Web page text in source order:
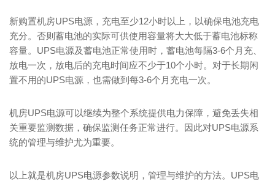
新购置机房UPS电源，充电至少12小时以上，以确保电池充电
充分。否则蓄电池的实际可供使用容量将大大低于蓄电池标称
容量。UPS电源及蓄电池正常使用时，蓄电池每隔3-6个月充、
放电一次，放电后的充电时间应不少于10个小时。对于长期闲
置不用的UPS电源，也需做到每3-6个月充电一次。
机房UPS电源可以继续为整个系统提供电力保障，避免丢失相
关重要监测数据，确保监测任务正常进行。因此对UPS电源系
统的管理与维护尤为重要。
以上就是机房UPS电源参数说明，管理与维护的方法。UPS电